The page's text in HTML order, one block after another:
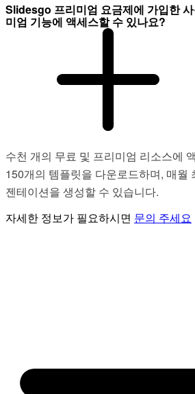
Slidesgo 프리미엄 요금제에 가입한
미엄 기능에 액세스할 수 있나요?
수천 개의 무료 및 프리미엄 리소스에
150개의 템플릿을 다운로드하며, 매월
젠테이션을 생성할 수 있습니다.
자세한 정보가 필요하시면 문의 주세요